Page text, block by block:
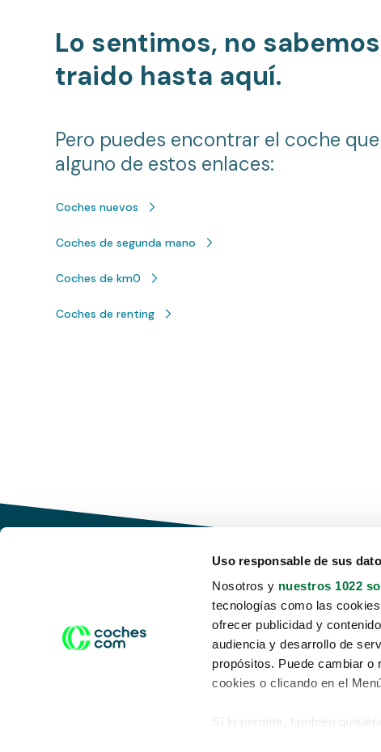
Uso responsable de sus
Nosotros y nuestros 1022
tecnologías como las
ofrecer publicidad y
audiencia y desarrollo de
propósitos. Puede cambiar o
cookies o clicando en el
Si lo permite, también
Lo sentimos, no
traido hasta aquí.
Pero puedes encontrar el coche
alguno de estos enlaces:
Coches nuevos
Coches de segunda mano
Coches de km0
Coches de renting
Conduce tu futuro,
desata tu movilidad